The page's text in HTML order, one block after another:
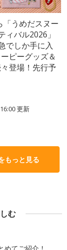
「うめだスヌー
ィバル2026」
でしか手に入
ピーグッズ＆
登場！先行予
更新
もっと見る
む